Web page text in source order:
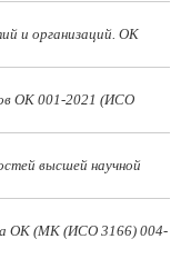
и организаций. ОК
ОК 001-2021 (ИСО
высшей научной
ОК (МК (ИСО 3166) 004-